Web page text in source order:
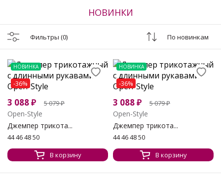
НОВИНКИ
Фильтры (0) По новинкам
НОВИНКА
-36%
3 088₽ 5 079₽
Open-Style
Джемпер трикота...
44 46 48 50
В корзину
НОВИНКА
-36%
3 088₽ 5 079₽
Open-Style
Джемпер трикота...
44 46 48 50
В корзину